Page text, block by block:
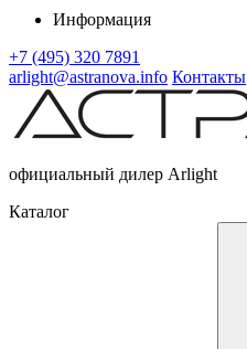
Информация
+7 (495) 320 7891
arlight@astranova.info Контакты
официальный дилер Arlight
Каталог